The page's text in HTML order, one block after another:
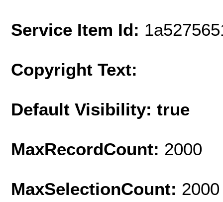
Service Item Id:
Copyright Text:
Default Visibility: true
MaxRecordCount: 2000
MaxSelectionCount: 2000